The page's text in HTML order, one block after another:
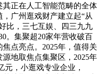
正在人工智能范畴的全体
广州逛戏财产建立起“从
比，三七互娱、四三九九
。集聚超20家年营收破百
点亮点。2025年，值得关
地取焦点集聚区，2025年
元，小逛戏专业企业，